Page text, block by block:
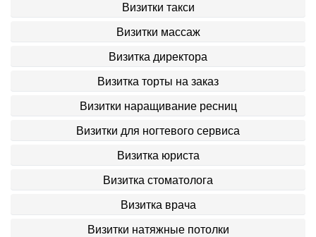
Визитки такси
Визитки массаж
Визитка директора
Визитка торты на заказ
Визитки наращивание ресниц
Визитки для ногтевого сервиса
Визитка юриста
Визитка стоматолога
Визитка врача
Визитки натяжные потолки